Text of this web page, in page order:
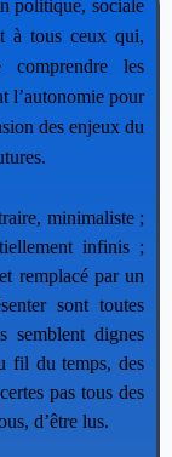
politique, sociale
à tous ceux qui,
comprendre les
l’autonomie pour
des enjeux du
minimaliste ;
infinis ;
remplacé par un
sont toutes
semblent dignes
fil du temps, des
pas tous des
d’être lus.